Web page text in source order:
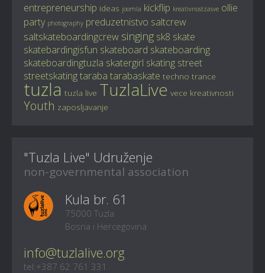
entrepreneurship ideas joomla kickflip kreativnostzasve ollie
party photography preduzetnistvo saltcrew
saltskateboardingcrew singing sk8 skate
skatebardingisfun skateboard skateboarding
skateboardingtuzla skatergirl skating street
streetskatingtaraba tarabaskate techno trance
tuzla tuzla live TuzlaLive vece kreativnosti
Youth zaposljavanje
"Tuzla Live" Udruženje
non-governmental association
Kula br. 61
75000 Tuzla
Bosna i Hercegovina
info@tuzlalive.org
tel:+387 62 761 331